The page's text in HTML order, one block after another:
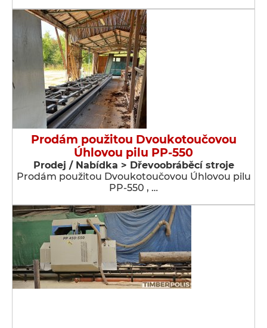
Prodám použitou Dvoukotoučovou
Úhlovou pilu PP-550
Prodej / Nabídka > Dřevoobráběcí stroje
Prodám použitou Dvoukotoučovou Úhlovou pilu
PP-550 , …